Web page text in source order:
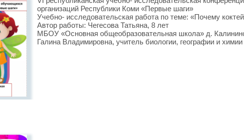
организаций Республики Коми «Первые шаги»
Учебно- исследовательская работа по теме: «Почему
Автор работы: Чегесова Татьяна, 8 лет
МБОУ «Основная общеобразовательная школа» д.
Галина Владимировна, учитель биологии, географии и химии